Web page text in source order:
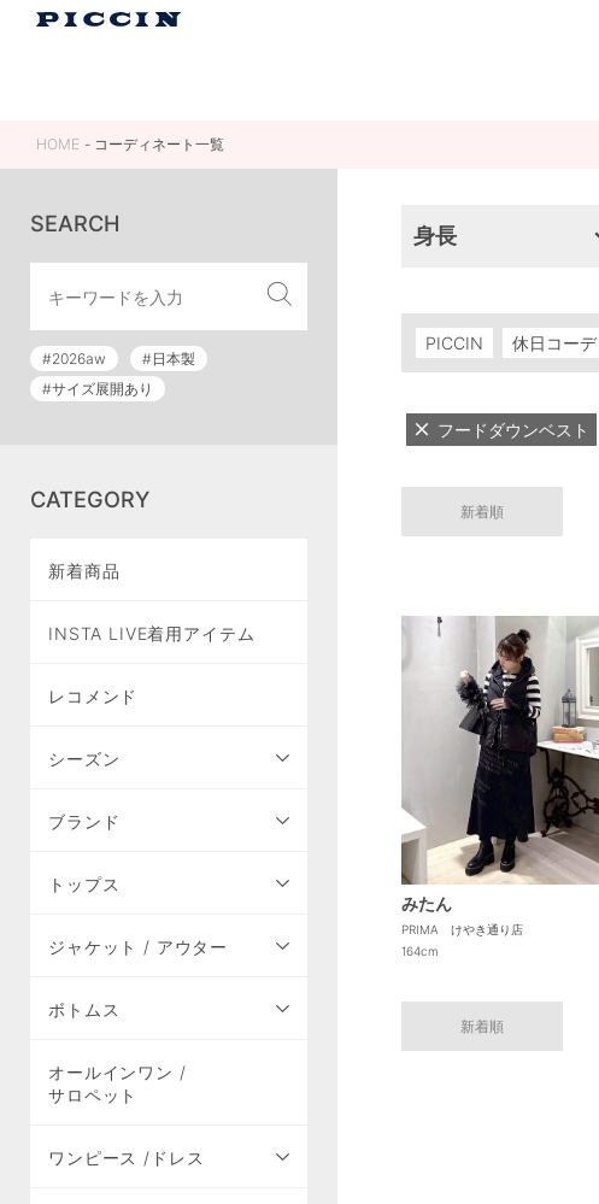
HOME コーディネート一覧
SEARCH
#2026aw
#日本製
#サイズ展開あり
CATEGORY
新着商品
INSTA LIVE着用アイテム
レコメンド
シーズン
ブランド
トップス
ジャケット / アウター
ボトムス
オールインワン /
サロペット
ワンピース /ドレス
身長
PICCIN 休日コーデ
フードダウンベスト
新着順
みたん
PRIMA けやき通り店
164cm
新着順